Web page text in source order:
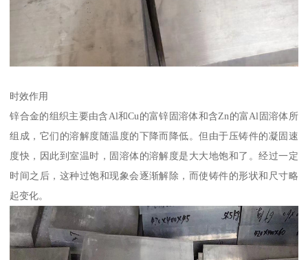
时效作用
锌合金的组织主要由含Al和Cu的富锌固溶体和含Zn的富Al固溶体所
组成，它们的溶解度随温度的下降而降低。但由于压铸件的凝固速
度快，因此到室温时，固溶体的溶解度是大大地饱和了。经过一定
时间之后，这种过饱和现象会逐渐解除，而使铸件的形状和尺寸略
起变化。